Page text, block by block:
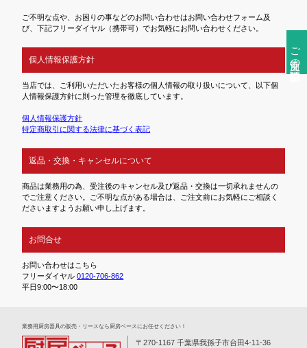
ご注文前の確認事項
ご不明な点や、お困りの事などのお問い合わせはお問い合わせフォーム及
び、下記フリーダイヤル（携帯可）でお気軽にお問い合わせください。
個人情報保護方針
当店では、ご利用いただいたお客様の個人情報の取り扱いについて、以下個
人情報保護方針に則った管理を徹底しています。
個人情報保護方針
特定商取引に関する法律に基づく表記
返品・交換・キャンセルについて
商品は業務用の為、受注後のキャンセル及び返品・交換は一切承れませんの
でご注意ください。ご不明な点がある場合は、ご注文前にお気軽にご相談く
ださいますようお願い申し上げます。
お問合せ
お問い合わせはこちら
フリーダイヤル0120-706-862
平日9:00〜18:00
業務⽤厨房器具の販売・リースなら厨房ベースにお任せください！
〒270-1167 千葉県我孫子市台田4-11-36